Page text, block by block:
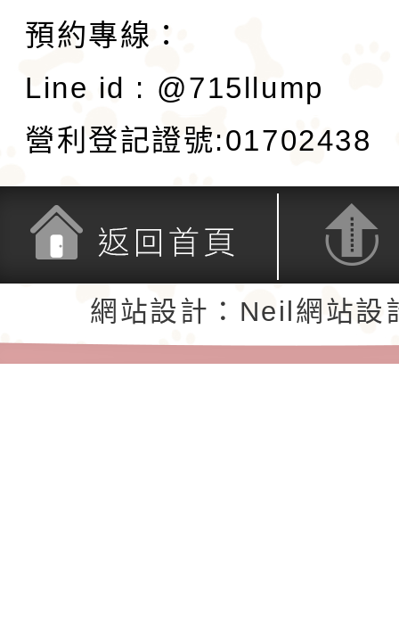
預約專線：
Line id : @715llump
營利登記證號:01702438
返回首頁 返回頂端
網站設計：Neil網站設